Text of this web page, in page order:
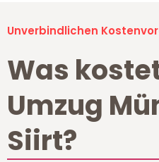
Unverbindlichen
Was
Umzug
Siirt?